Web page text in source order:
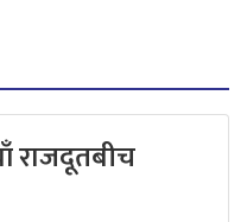
राजदूतबीच